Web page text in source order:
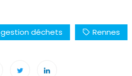
gestion déchets Rennes